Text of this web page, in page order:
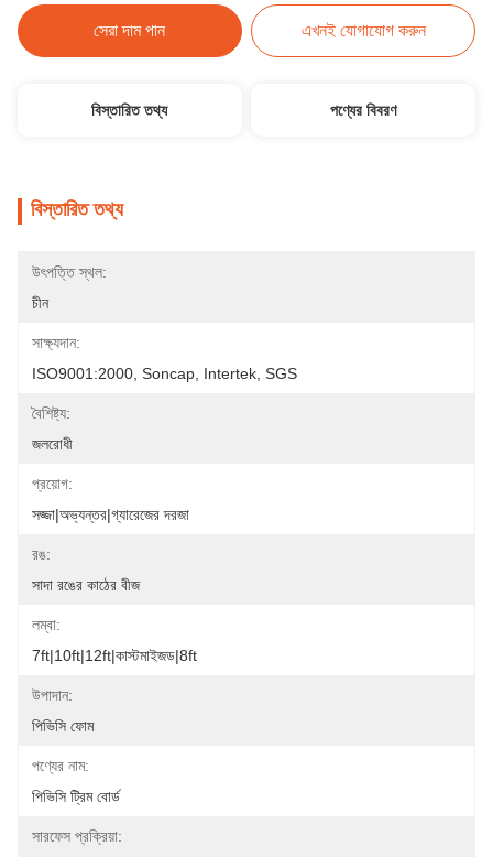
সেরা দাম পান এখনই যোগাযোগ করুন
বিস্তারিত তথ্য পণ্যের বিবরণ
বিস্তারিত তথ্য
উৎপত্তি স্থল:
চীন
সাক্ষ্যদান:
ISO9001:2000, Soncap, Intertek, SGS
বৈশিষ্ট্য:
জলরোধী
প্রয়োগ:
সজ্জা|অভ্যন্তর|গ্যারেজের দরজা
রঙ:
সাদা রঙের কাঠের বীজ
লম্বা:
7ft|10ft|12ft|কাস্টমাইজড|8ft
উপাদান:
পিভিসি ফোম
পণ্যের নাম:
পিভিসি ট্রিম বোর্ড
সারফেস প্রক্রিয়া: